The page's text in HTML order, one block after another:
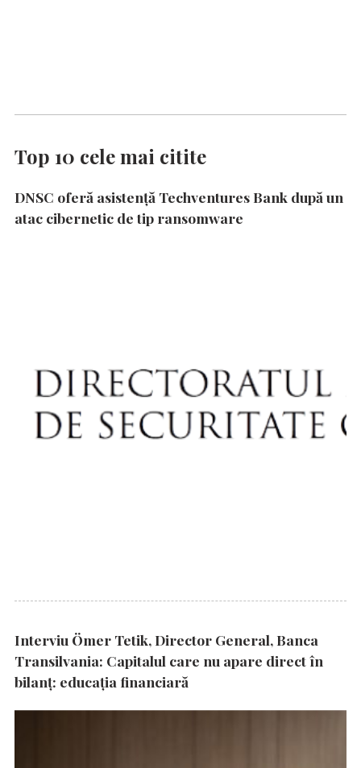
Top 10 cele mai citite
DNSC oferă asistență Techventures Bank după un
atac cibernetic de tip ransomware
Interviu Ömer Tetik, Director General, Banca
Transilvania: Capitalul care nu apare direct în
bilanț: educația financiară